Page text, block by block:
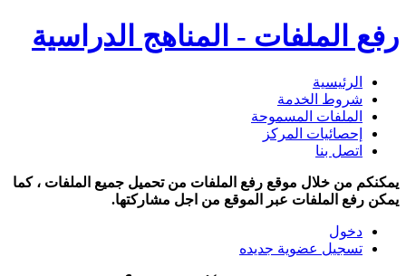
رفع الملفات - المناهج الدراسية
الرئيسية
شروط الخدمة
الملفات المسموحة
إحصائيات المركز
اتصل بنا
يمكنكم من خلال موقع رفع الملفات من تحميل جميع الملفات ، كما
يمكن رفع الملفات عبر الموقع من اجل مشاركتها.
دخول
تسجيل عضوية جديده